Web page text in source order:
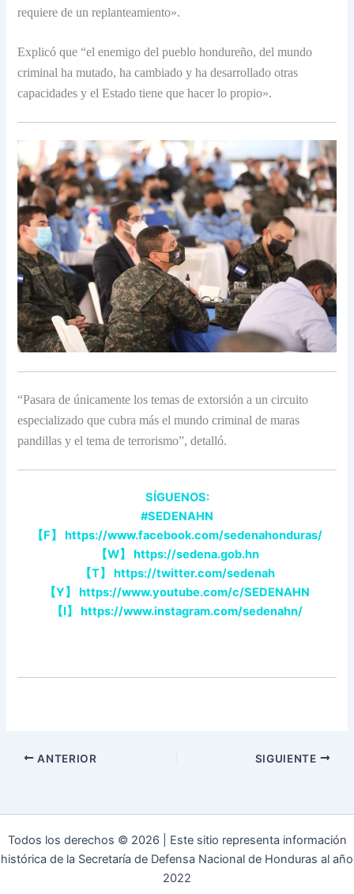
requiere de un replanteamiento».
Explicó que “el enemigo del pueblo hondureño, del mundo
criminal ha mutado, ha cambiado y ha desarrollado otras
capacidades y el Estado tiene que hacer lo propio».
“Pasara de únicamente los temas de extorsión a un circuito
especializado que cubra más el mundo criminal de maras
pandillas y el tema de terrorismo”, detalló.
SÍGUENOS:
#SEDENAHN
【F】
https://www.facebook.com/sedenahonduras/
【W】
https://sedena.gob.hn
【T】
https://twitter.com/sedenah
【Y】
https://www.youtube.com/c/SEDENAHN
【I】 https://www.instagram.com/sedenahn/
ANTERIOR SIGUIENTE
Todos los derechos © 2026 | Este sitio representa información
histórica de la Secretaría de Defensa Nacional de Honduras al año
2022